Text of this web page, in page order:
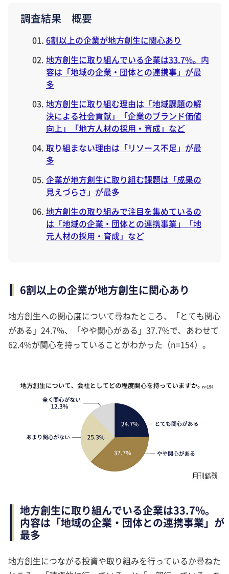
調査結果 概要
6割以上の企業が地方創生に関心あり
地方創生に取り組んでいる企業は33.7%。内
容は「地域の企業・団体との連携事」が最
多
地方創生に取り組む理由は「地域課題の解
決による社会貢献」「企業のブランド価値
向上」「地方人材の採用・育成」など
取り組まない理由は「リソース不足」が最
多
企業が地方創生に取り組む課題は「成果の
見えづらさ」が最多
地方創生の取り組みで注目を集めているの
は「地域の企業・団体との連携事業」「地
元人材の採用・育成」など
6割以上の企業が地方創生に関心あり
地方創生への関心度について尋ねたところ、「とても関心
がある」24.7%、「やや関心がある」37.7%で、あわせて
62.4%が関心を持っていることがわかった（n=154）。
地方創生に取り組んでいる企業は33.7%。
内容は「地域の企業・団体との連携事業」が
最多
地方創生につながる投資や取り組みを行っているか尋ねた